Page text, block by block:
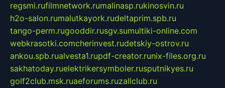
regsmi.rufilmnetwork.rumalinasp.rukinosvin.ru
h2o-salon.rumalutkayork.rudeltaprim.spb.ru
tango-perm.rugooddir.rusgv.sumultiki-online.com
webkrasotki.comcherinvest.rudetskiy-ostrov.ru
ankou.spb.rualvesta1.rupdf-creator.runix-files.org.ru
sakhatoday.ruelektrikersymboler.rusputnikyes.ru
golf2club.msk.ruaeforums.ruzallclub.ru